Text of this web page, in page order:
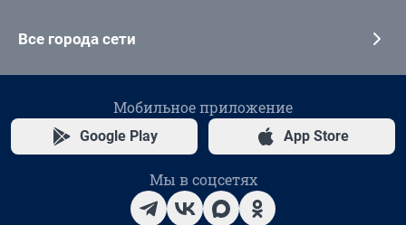
Все города сети
Мобильное приложение
Google Play App Store
Мы в соцсетях